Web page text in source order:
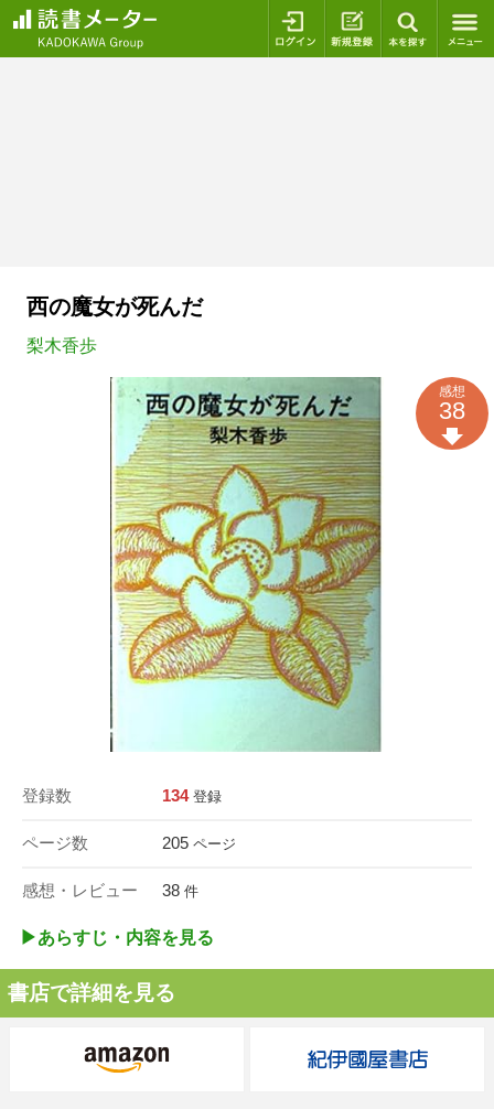
ログイン 新規登録
西の魔女が死んだ
梨木香歩
登録数 134 登録
ページ数 205 ページ
感想・レビュー 38 件
感想
38
▶︎あらすじ・内容を見る
書店で詳細を見る